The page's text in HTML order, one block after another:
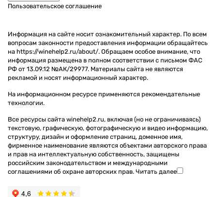
Пользовательское соглашение
Информация на сайте носит ознакомительный характер. По всем
вопросам законности предоставления информации обращайтесь
на https://winehelp2.ru/about/. Обращаем особое внимание, что
информация размещена в полном соответствии с письмом ФАС
РФ от 13.09.12 №АК/29977. Материалы сайта не являются
рекламой и носят информационный характер.
На информационном ресурсе применяются рекомендательные
технологии.
Все ресурсы сайта winehelp2.ru, включая (но не ограничиваясь)
текстовую, графическую, фотографическую и видео информацию,
структуру, дизайн и оформление страниц, доменное имя,
фирменное наименование являются объектами авторского права
и прав на интеллектуальную собственность, защищены
российским законодательством и международными
соглашениями об охране авторских прав. Читать далее